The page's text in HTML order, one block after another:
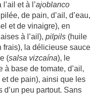
et à l’ajoblanco
de pain, d’ail, d’eau,
et de vinaigre), en
à l’ail), pilpils (huile
frais), la délicieuse sauce
(salsa vizcaína), le
à base de tomate, d’ail,
de pain), ainsi que les
peu partout. Sans